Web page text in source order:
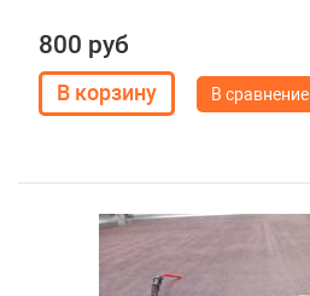
800 руб
В сравнение